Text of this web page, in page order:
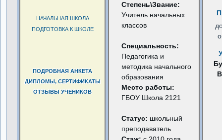
НАЧАЛЬНАЯ ШКОЛА
ПОДГОТОВКА К ШКОЛЕ
ПОДРОБНАЯ АНКЕТА
ДИПЛОМЫ, СЕРТИФИКАТЫ
ОТЗЫВЫ УЧЕНИКОВ
Степень\Звание:
Учитель начальных
классов
Специальность:
Педагогика и
методика начального
образования
Место работы:
ГБОУ Школа 2121
Статус: школьный
преподаватель